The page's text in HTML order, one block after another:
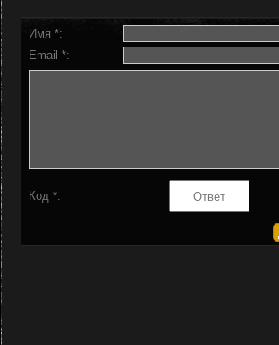
Имя *:
Email *:
Код *: